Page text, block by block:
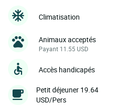
Climatisation
Animaux acceptés
Payant 11.55 USD
Accès handicapés
Petit déjeuner 19.64
USD/Pers